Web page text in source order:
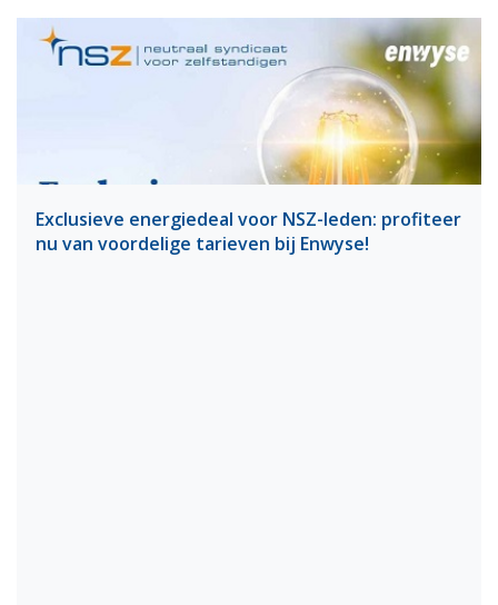
Exclusieve energiedeal voor NSZ-leden: profiteer
nu van voordelige tarieven bij Enwyse!